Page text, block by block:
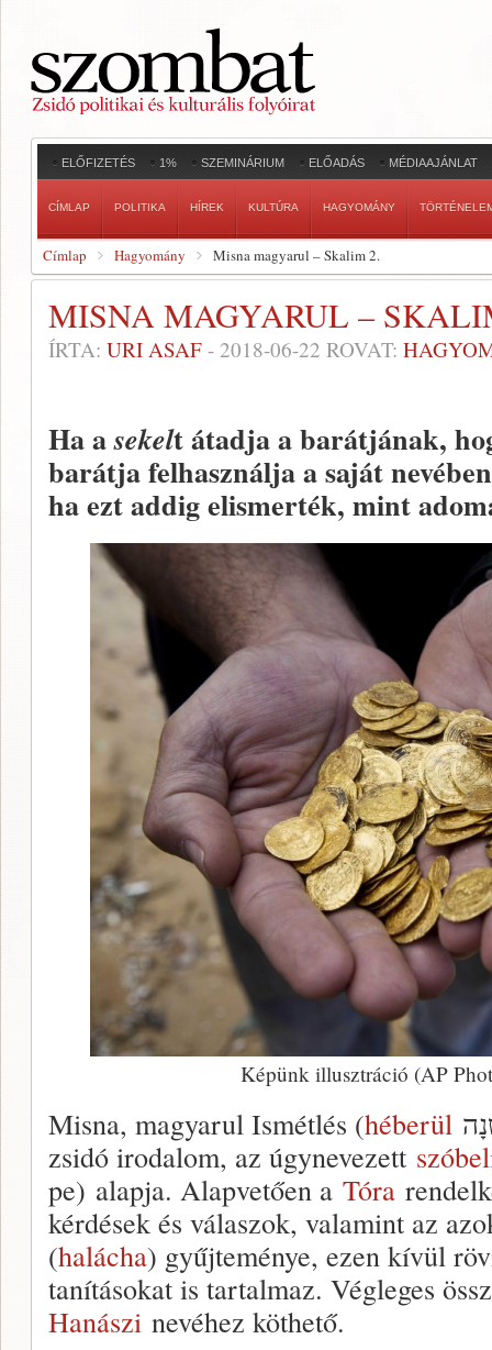
ELŐFIZETÉS 1% SZEMINÁRIUM ELŐADÁS MÉDIAAJÁNLAT
CÍMLAP POLITIKA HÍREK KULTÚRA HAGYOMÁNY
Címlap Hagyomány Misna magyarul – Skalim 2.
MISNA MAGYARUL –
ÍRTA: URI ASAF - 2018-06-22 ROVAT:
Ha asekelt átadja a barátjának,
barátja felhasználja a saját
ha ezt addig elismerték, mint
Képünk illusztráció (AP
Misna, magyarul Ismétlés (héberül
zsidó irodalom, az úgynevezett
pe) alapja. Alapvetően a Tóra
kérdések és válaszok, valamint az
(halácha) gyűjteménye, ezen kívül
tanításokat is tartalmaz. Végleges
Hanászi nevéhez köthető.